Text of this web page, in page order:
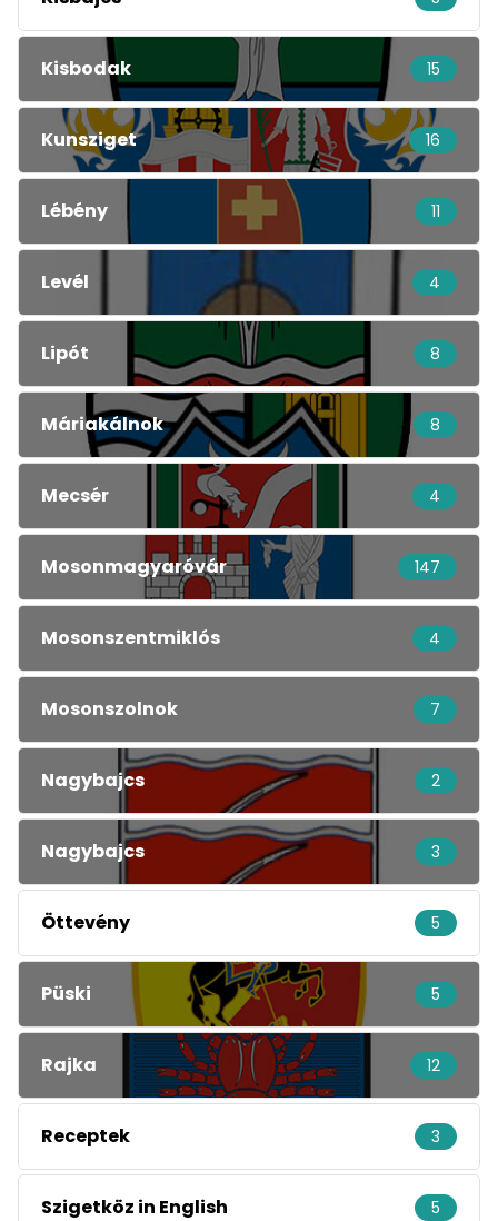
Kisbodak 15
Kunsziget 16
Lébény 11
Levél 4
Lipót 8
Máriakálnok 8
Mecsér 4
Mosonmagyaróvár 147
Mosonszentmiklós 4
Mosonszolnok 7
Nagybajcs 2
Nagybajcs 3
Öttevény 5
Püski 5
Rajka 12
Receptek 3
Szigetköz in English 5